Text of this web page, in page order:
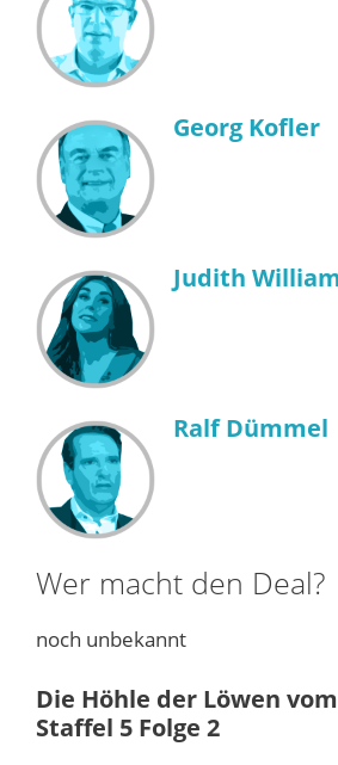
Georg Kofler
Judith
Ralf Dümmel
Wer macht den Deal?
noch unbekannt
Die Höhle der Löwen
Staffel 5 Folge 2